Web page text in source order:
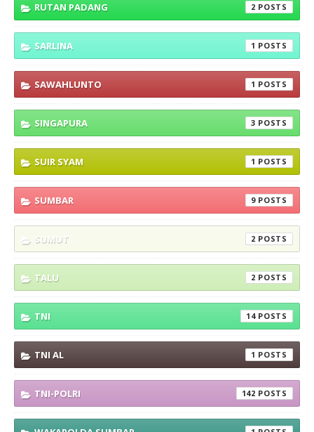
RUTAN PADANG 2
SARLINA 1
SAWAHLUNTO 1
SINGAPURA 3
SUIR SYAM 1
SUMBAR 9
SUMUT 2
TALU 2
TNI 14
TNI AL 1
TNI-POLRI 142